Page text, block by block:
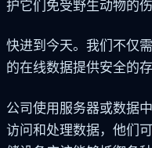
护它们免受野生动物的伤
快进到今天。我们不仅
的在线数据提供安全的存
公司使用服务器或数据
访问和处理数据，他们